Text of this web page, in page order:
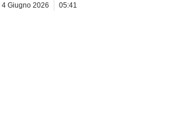
4 Giugno 2026 05:41